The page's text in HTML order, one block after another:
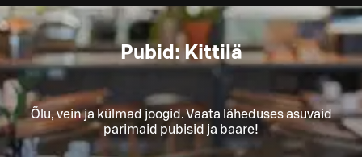
Pubid: Kittilä
Õlu, vein ja külmad joogid. Vaata läheduses asuvaid
parimaid pubisid ja baare!